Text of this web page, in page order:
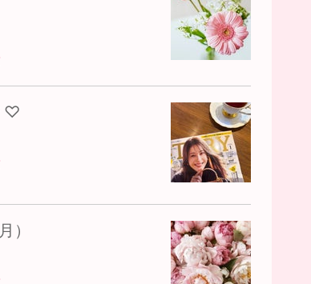
♡
）